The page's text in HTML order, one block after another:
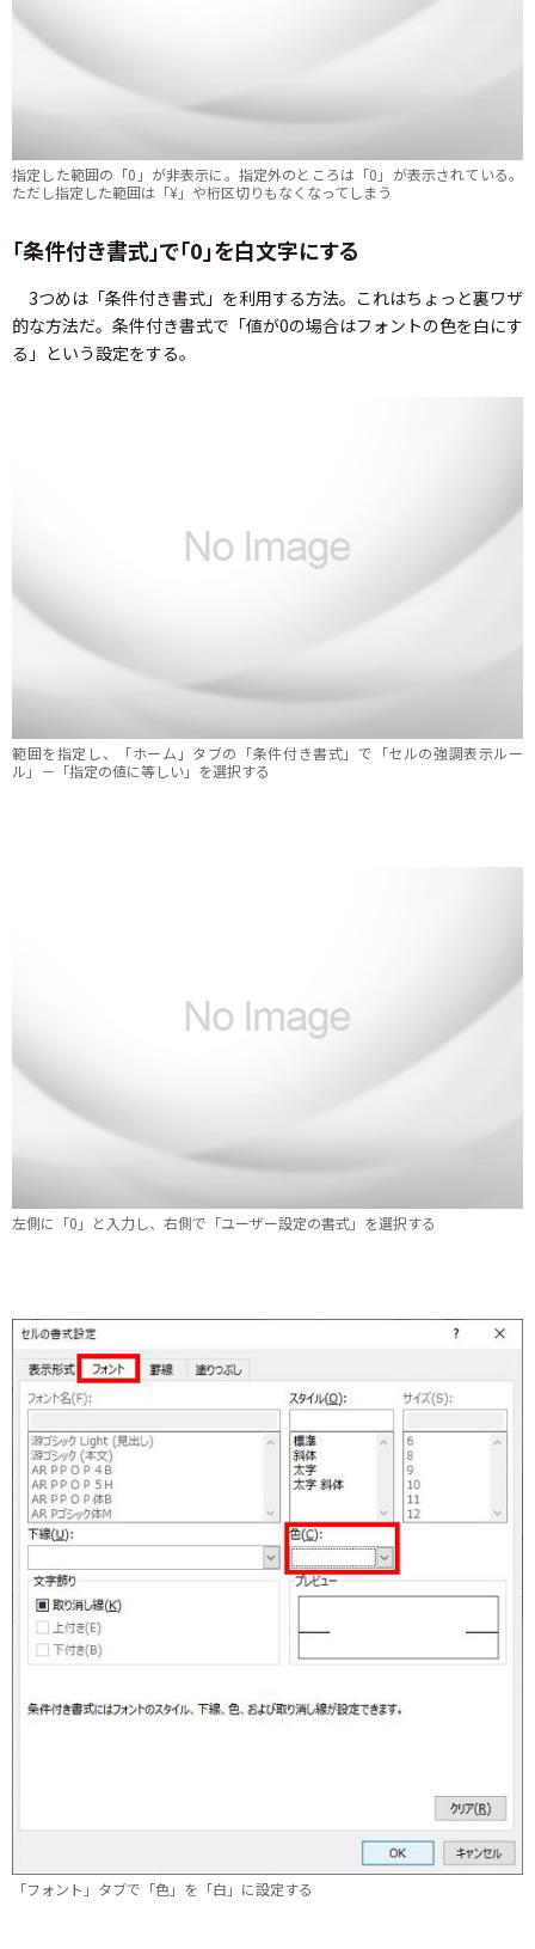
指定した範囲の「0」が非表示に。指定外のところは「0」が表示されている。
ただし指定した範囲は「¥」や桁区切りもなくなってしまう
「条件付き書式」で「0」を白文字にする
3つめは「条件付き書式」を利用する方法。これはちょっと裏ワザ
的な方法だ。条件付き書式で「値が0の場合はフォントの色を白にす
る」という設定をする。
範囲を指定し、「ホーム」タブの「条件付き書式」で「セルの強調表示ルー
ル」－「指定の値に等しい」を選択する
左側に「0」と入力し、右側で「ユーザー設定の書式」を選択する
「フォント」タブで「色」を「白」に設定する